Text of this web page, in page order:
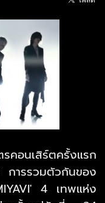
อนเสิร์ตครั้งแรก
การรวมตัวกันของ
4 เทพแห่ง